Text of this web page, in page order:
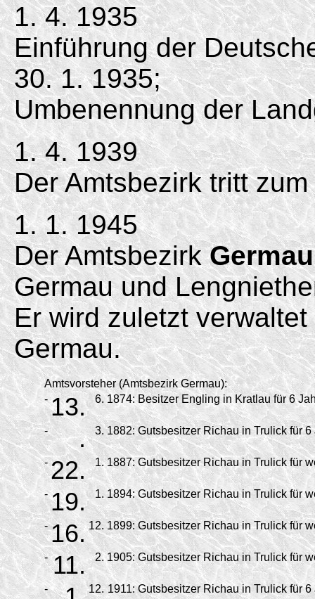
1. 4. 1935
Einführung der
30. 1. 1935;
Umbenennung der
1. 4. 1939
Der Amtsbezirk tritt
1. 1. 1945
Der AmtsbezirkGermau
Germau und
Er wird zuletzt
Germau.
Amtsvorsteher (Amtsbezirk Germau):
- 13. 6. 1874: Besitzer Engling in Kratlau für 6
- . 3. 1882: Gutsbesitzer Richau in Trulick für 6
- 22. 1. 1887: Gutsbesitzer Richau in Trulick für
- 19. 1. 1894: Gutsbesitzer Richau in Trulick für
- 16. 12. 1899: Gutsbesitzer Richau in Trulick für
- 11. 2. 1905: Gutsbesitzer Richau in Trulick für
- 12. 1911: Gutsbesitzer Richau in Trulick für 6